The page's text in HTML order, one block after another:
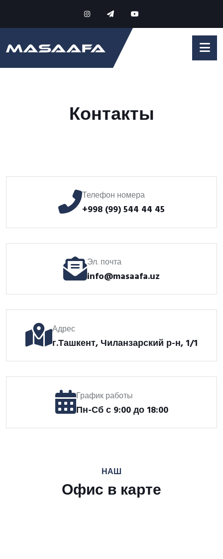
Контакты
Телефон номера
+998 (99) 544 44 45
Эл. почта
info@masaafa.uz
Адрес
г.Ташкент, Чиланзарский р-н, 1/1
График работы
Пн-Сб с 9:00 до 18:00
НАШ
Офис в карте